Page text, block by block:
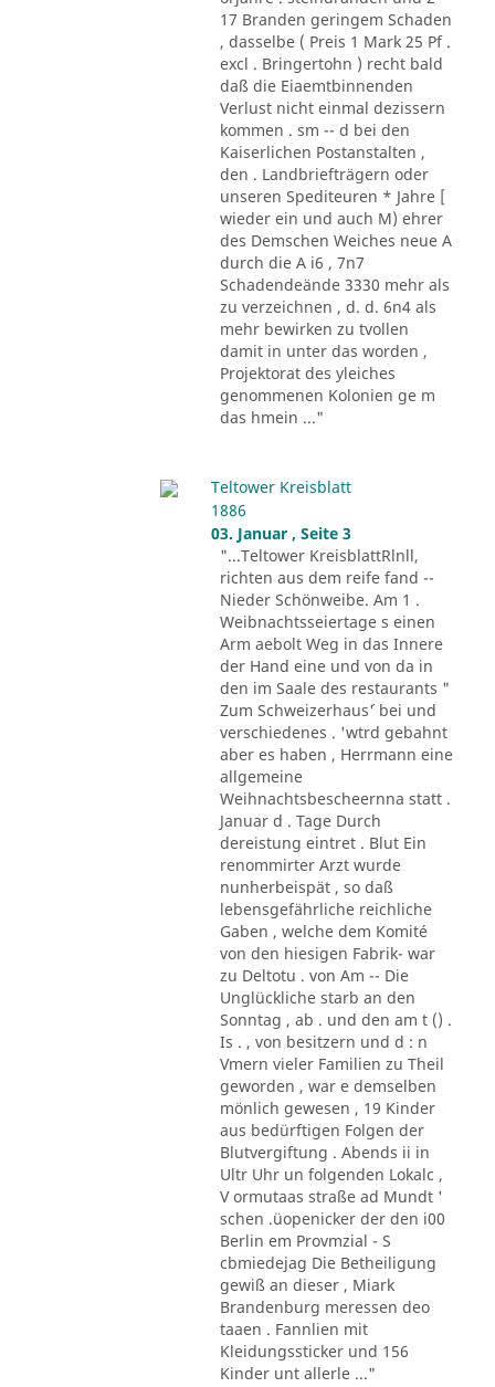
17 Branden geringem Schaden
, dasselbe ( Preis 1 Mark 25 Pf .
excl . Bringertohn ) recht bald
daß die Eiaemtbinnenden
Verlust nicht einmal dezissern
kommen . sm -- d bei den
Kaiserlichen Postanstalten ,
den . Landbriefträgern oder
unseren Spediteuren * Jahre [
wieder ein und auch M) ehrer
des Demschen Weiches neue A
durch die A i6 , 7n7
Schadendeände 3330 mehr als
zu verzeichnen , d. d. 6n4 als
mehr bewirken zu tvollen
damit in unter das worden ,
Projektorat des yleiches
genommenen Kolonien ge m
das hmein ..."
Teltower Kreisblatt
1886
03. Januar , Seite 3
"...Teltower KreisblattRlnll,
richten aus dem reife fand --
Nieder Schönweibe. Am 1 .
Weibnachtsseiertage s einen
Arm aebolt Weg in das Innere
der Hand eine und von da in
den im Saale des restaurants "
Zum Schweizerhaus´' bei und
verschiedenes . 'wtrd gebahnt
aber es haben , Herrmann eine
allgemeine
Weihnachtsbescheernna statt .
Januar d . Tage Durch
dereistung eintret . Blut Ein
renommirter Arzt wurde
nunherbeispät , so daß
lebensgefährliche reichliche
Gaben , welche dem Komité
von den hiesigen Fabrik- war
zu Deltotu . von Am -- Die
Unglückliche starb an den
Sonntag , ab . und den am t () .
Is . , von besitzern und d : n
Vmern vieler Familien zu Theil
geworden , war e demselben
mönlich gewesen , 19 Kinder
aus bedürftigen Folgen der
Blutvergiftung . Abends ii in
Ultr Uhr un folgenden Lokalc ,
V ormutaas straße ad Mundt '
schen .üopenicker der den i00
Berlin em Provmzial - S
cbmiedejag Die Betheiligung
gewiß an dieser , Miark
Brandenburg meressen deo
taaen . Fannlien mit
Kleidungssticker und 156
Kinder unt allerle ..."